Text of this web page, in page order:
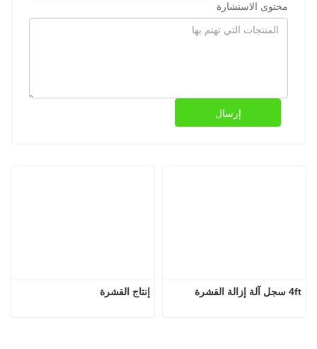
محتوى الاستشارة
إرسال
إنتاج القشرة 4ft سجل آلة إزالة القشرة